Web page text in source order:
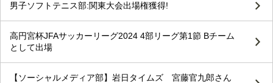
男子ソフトテニス部:関東大会出場権獲得!
高円宮杯JFAサッカーリーグ2024 4部リーグ第1節 Bチーム
として出場
【ソーシャルメディア部】岩日タイムズ 宮藤官九郎さん